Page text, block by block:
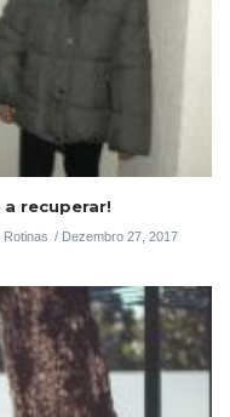
recuperar!
Rotinas Dezembro 27, 2017